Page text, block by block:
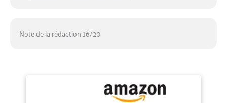
Note de la rédaction 16/20